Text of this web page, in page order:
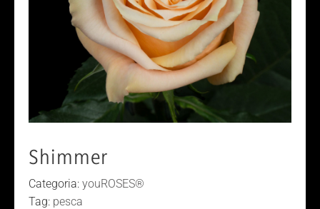
Shimmer
Categoria: youROSES®
Tag: pesca